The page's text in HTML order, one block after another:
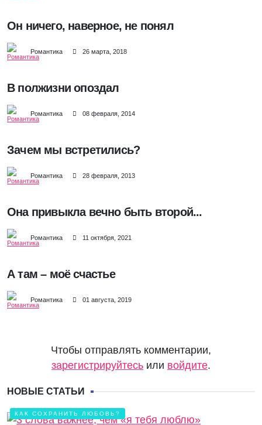
Он ничего, наверное, не понял
Романтика 26 марта, 2018
В полжизни опоздал
Романтика 08 февраля, 2014
Зачем мы встретились?
Романтика 28 февраля, 2013
Она привыкла вечно быть второй...
Романтика 11 октября, 2021
А там – моё счастье
Романтика 01 августа, 2019
Чтобы отправлять комментарии,
зарегистрируйтесь или войдите.
НОВЫЕ СТАТЬИ
КАК СОХРАНИТЬ ЛЮБОВЬ?